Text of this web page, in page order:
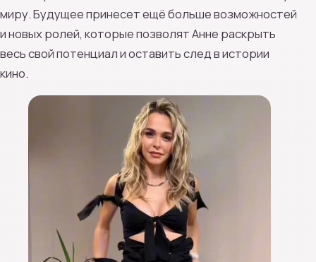
миру. Будущее принесет ещё больше возможностей
и новых ролей, которые позволят Анне раскрыть
весь свой потенциал и оставить след в истории
кино.